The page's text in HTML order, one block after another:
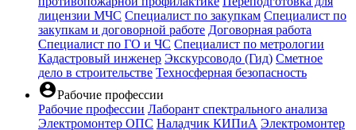
лицензии МЧС Специалист по закупкам Специалист по
закупкам и договорной работе Договорная работа
Специалист по ГО и ЧС Специалист по метрологии
Кадастровый инженер Экскурсоводо (Гид) Сметное
дело в строительстве Техносферная безопасность
account_circleРабочие профессии
Рабочие профессии Лаборант спектрального анализа
Электромонтер ОПС Наладчик КИПиА Электромонтер